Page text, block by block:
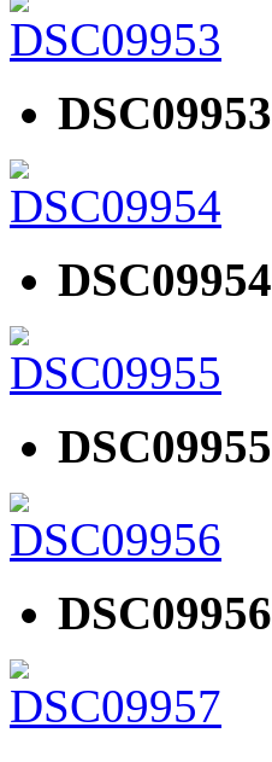
DSC09953
DSC09954
DSC09955
DSC09956